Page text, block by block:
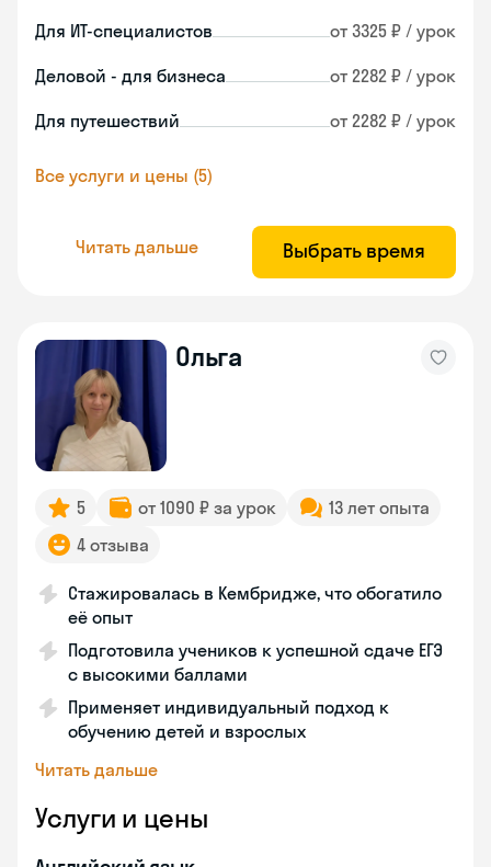
Для ИТ-специалистов от 3325 ₽ / урок
Деловой - для бизнеса от 2282 ₽ / урок
Для путешествий от 2282 ₽ / урок
Все услуги и цены (5)
Читать дальше Выбрать время
Ольга
5 от 1090 ₽ за урок
13 лет опыта
4 отзыва
Стажировалась в Кембридже, что обогатило
её опыт
Подготовила учеников к успешной сдаче ЕГЭ
с высокими баллами
Применяет индивидуальный подход к
обучению детей и взрослых
Читать дальше
Услуги и цены